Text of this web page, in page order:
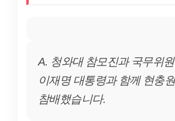
A. 청와대 참모진과 국무위
이재명 대통령과 함께 현충
참배했습니다.